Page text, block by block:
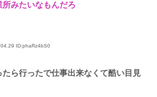
みたいなもんだろ
ID:phaRz4bS0
ら行ったで仕事出来なくて酷い目見